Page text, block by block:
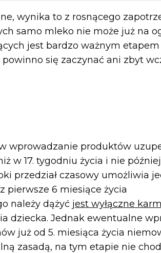
wynika to z rosnącego
samo mleko nie może już na
jest bardzo ważnym etapem
powinno się zaczynać ani zbyt
wprowadzanie produktów
w 17. tygodniu życia i nie
przedział czasowy umożliwia
pierwsze 6 miesiące życia
należy dążyć jest wyłączne
dziecka. Jednak ewentualne
już od 5. miesiąca życia
zasadą, na tym etapie nie